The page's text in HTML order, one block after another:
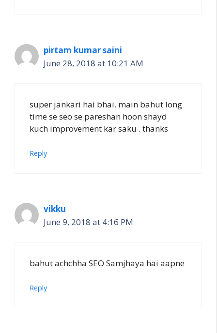
pirtam kumar saini
June 28, 2018 at 10:21 AM
super jankari hai bhai. main bahut long
time se seo se pareshan hoon shayd
kuch improvement kar saku . thanks
Reply
vikku
June 9, 2018 at 4:16 PM
bahut achchha SEO Samjhaya hai aapne
Reply